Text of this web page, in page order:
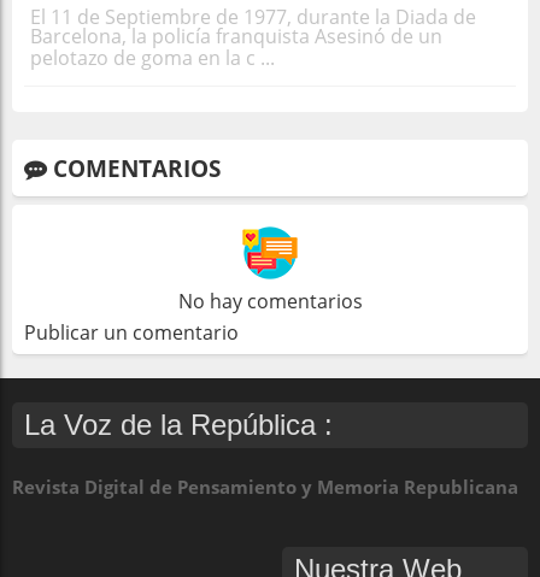
El 11 de Septiembre de 1977, durante la Diada de
Barcelona, la policía franquista Asesinó de un
pelotazo de goma en la c ...
COMENTARIOS
No hay comentarios
Publicar un comentario
La Voz de la República :
Revista Digital de Pensamiento y Memoria Republicana
Nuestra Web